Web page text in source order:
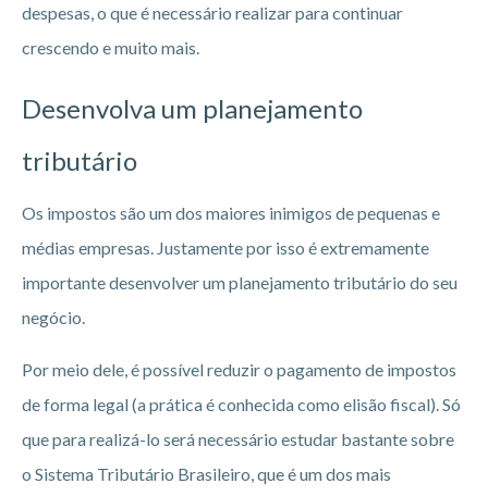
despesas, o que é necessário realizar para continuar
crescendo e muito mais.
Desenvolva um planejamento
tributário
Os impostos são um dos maiores inimigos de pequenas e
médias empresas. Justamente por isso é extremamente
importante desenvolver um planejamento tributário do seu
negócio.
Por meio dele, é possível reduzir o pagamento de impostos
de forma legal (a prática é conhecida como elisão fiscal). Só
que para realizá-lo será necessário estudar bastante sobre
o Sistema Tributário Brasileiro, que é um dos mais